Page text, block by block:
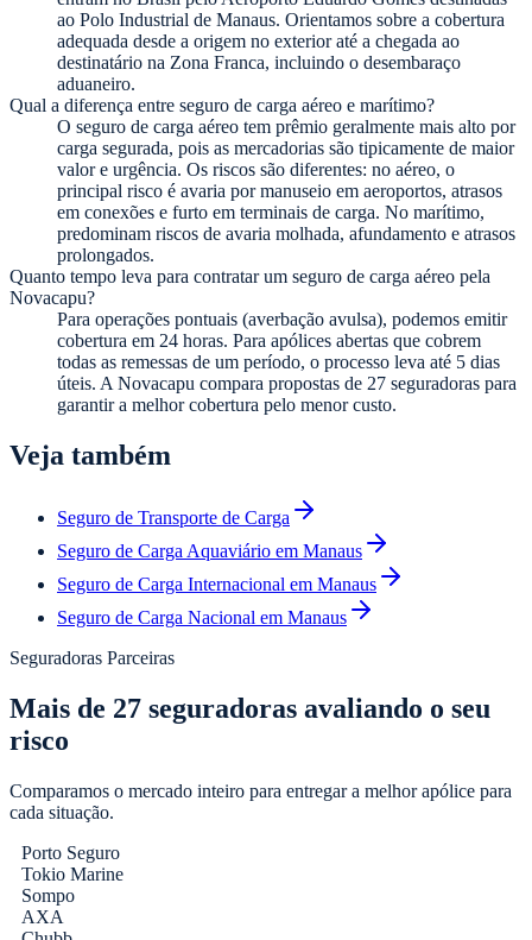
ao Polo Industrial de Manaus. Orientamos sobre a cobertura
adequada desde a origem no exterior até a chegada ao
destinatário na Zona Franca, incluindo o desembaraço
aduaneiro.
Qual a diferença entre seguro de carga aéreo e marítimo?
O seguro de carga aéreo tem prêmio geralmente mais alto por
carga segurada, pois as mercadorias são tipicamente de maior
valor e urgência. Os riscos são diferentes: no aéreo, o
principal risco é avaria por manuseio em aeroportos, atrasos
em conexões e furto em terminais de carga. No marítimo,
predominam riscos de avaria molhada, afundamento e atrasos
prolongados.
Quanto tempo leva para contratar um seguro de carga aéreo pela
Novacapu?
Para operações pontuais (averbação avulsa), podemos emitir
cobertura em 24 horas. Para apólices abertas que cobrem
todas as remessas de um período, o processo leva até 5 dias
úteis. A Novacapu compara propostas de 27 seguradoras para
garantir a melhor cobertura pelo menor custo.
Veja também
Seguro de Transporte de Carga
Seguro de Carga Aquaviário em Manaus
Seguro de Carga Internacional em Manaus
Seguro de Carga Nacional em Manaus
Seguradoras Parceiras
Mais de 27 seguradoras avaliando o seu
risco
Comparamos o mercado inteiro para entregar a melhor apólice para
cada situação.
Porto Seguro
Tokio Marine
Sompo
AXA